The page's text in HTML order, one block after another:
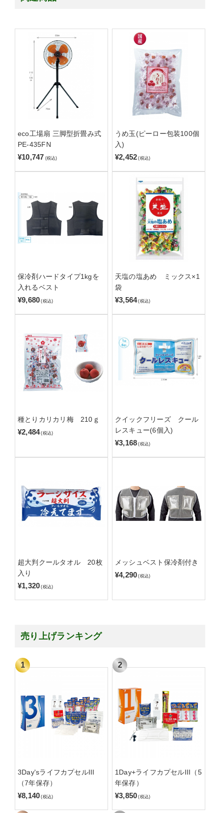
eco工場扇 三脚型折畳み式
PE-435FN
¥10,747 (税込)
うめ玉(ピーロー包装100個
入)
¥2,452 (税込)
保冷剤ハードタイプ1kgを
入れるベスト
¥9,680 (税込)
天塩の塩あめ ミックス×1
袋
¥3,564 (税込)
種とりカリカリ梅 210ｇ
¥2,484 (税込)
クイックフリーズ クール
レスキュー(6個入)
¥3,168 (税込)
超大判クールタオル 20枚
入り
¥1,320 (税込)
メッシュベスト保冷剤付き
¥4,290 (税込)
売り上げランキング
3Day'sライフカプセルIII
（7年保存）
¥8,140 (税込)
1Day+ライフカプセルIII（5
年保存）
¥3,850 (税込)